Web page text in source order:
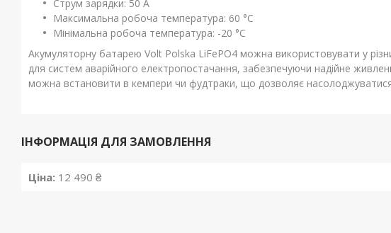
Струм зарядки: 50 А
Максимальна робоча температура: 60 °C
Мінімальна робоча температура: -20 °C
Акумуляторну батарею Volt Polska LiFePO4 можна використовувати у
для систем аварійного електропостачання, забезпечуючи надійне
можна встановити в кемпери чи фудтраки, що дозволяє
ІНФОРМАЦІЯ ДЛЯ ЗАМОВЛЕННЯ
Ціна: 12 490 ₴